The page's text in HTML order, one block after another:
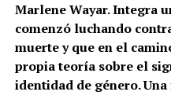
Marlene Wayar. Integra
comenzó luchando
muerte y que en el
propia teoría sobre el
identidad de género.